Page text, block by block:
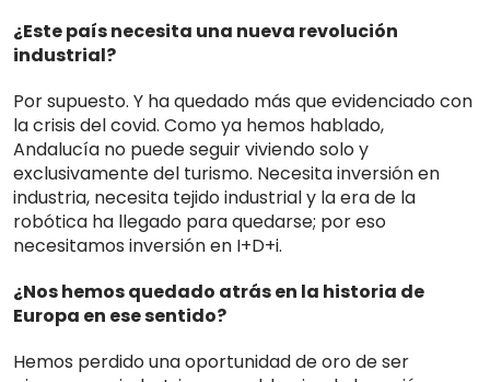
¿Este país necesita una nueva revolución
industrial?
Por supuesto. Y ha quedado más que evidenciado con
la crisis del covid. Como ya hemos hablado,
Andalucía no puede seguir viviendo solo y
exclusivamente del turismo. Necesita inversión en
industria, necesita tejido industrial y la era de la
robótica ha llegado para quedarse; por eso
necesitamos inversión en I+D+i.
¿Nos hemos quedado atrás en la historia de
Europa en ese sentido?
Hemos perdido una oportunidad de oro de ser